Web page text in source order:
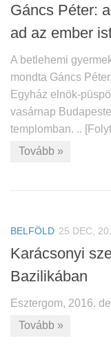
Gáncs Péter:
ad az ember
A betlehemi
mondta Gáncs
Egyház elnök-
vasárnap
templomban. ..
Tovább »
BELFÖLD 25 DEC,
Karácsonyi
Bazilikában
Esztergom, 2016.
Tovább »